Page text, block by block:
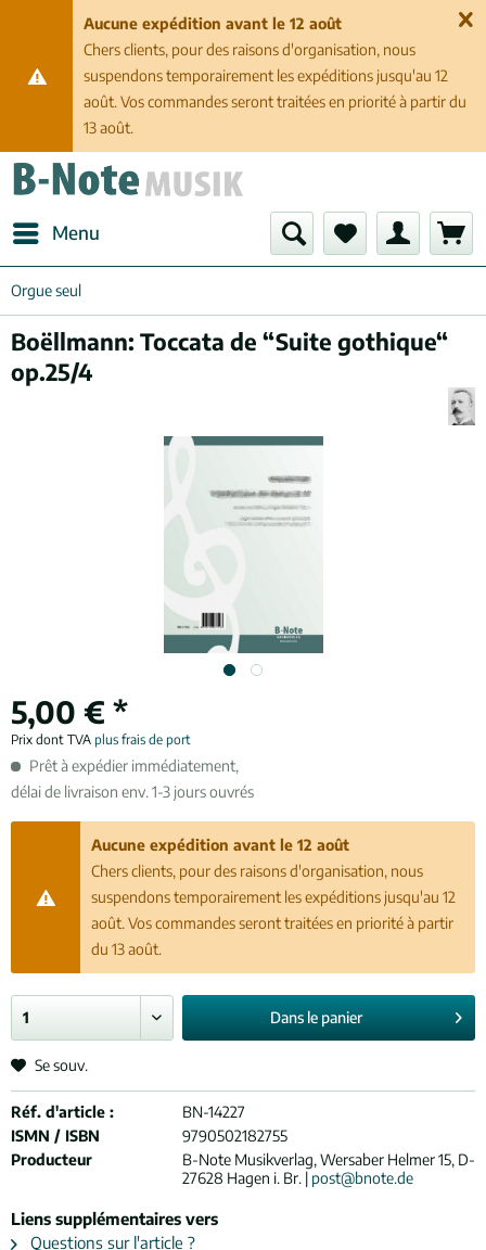
Aucune expédition avant le 12 août
Chers clients, pour des raisons d'organisation, nous
suspendons temporairement les expéditions jusqu'au 12
août. Vos commandes seront traitées en priorité à partir du
13 août.
Menu
Orgue seul
Boëllmann: Toccata de “Suite gothique“
op.25/4
5,00 € *
Prix dont TVA plus frais de port
Prêt à expédier immédiatement,
délai de livraison env. 1-3 jours ouvrés
Aucune expédition avant le 12 août
Chers clients, pour des raisons d'organisation, nous
suspendons temporairement les expéditions jusqu'au 12
août. Vos commandes seront traitées en priorité à partir
du 13 août.
Dans le panier
Se souv.
Réf. d'article :
BN-14227
ISMN / ISBN
9790502182755
Producteur
B-Note Musikverlag, Wersaber Helmer 15, D-
27628 Hagen i. Br. | post@bnote.de
Liens supplémentaires vers
Questions sur l'article ?